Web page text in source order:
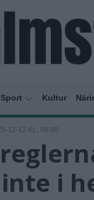
Sport Kultur
12-12 KL. 06:00
i